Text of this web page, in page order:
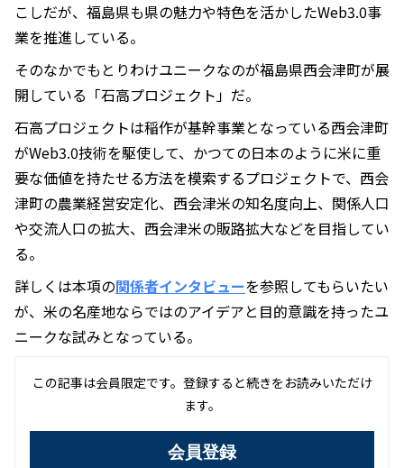
こしだが、福島県も県の魅力や特色を活かしたWeb3.0事
業を推進している。
そのなかでもとりわけユニークなのが福島県西会津町が展
開している「石高プロジェクト」だ。
石高プロジェクトは稲作が基幹事業となっている西会津町
がWeb3.0技術を駆使して、かつての日本のように米に重
要な価値を持たせる方法を模索するプロジェクトで、西会
津町の農業経営安定化、西会津米の知名度向上、関係人口
や交流人口の拡大、西会津米の販路拡大などを目指してい
る。
詳しくは本項の関係者インタビューを参照してもらいたい
が、米の名産地ならではのアイデアと目的意識を持ったユ
ニークな試みとなっている。
この記事は会員限定です。登録すると続きをお読みいただけ
ます。
会員登録